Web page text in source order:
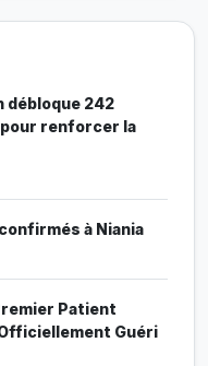
débloque 242
renforcer la
à Niania
Patient
Guéri